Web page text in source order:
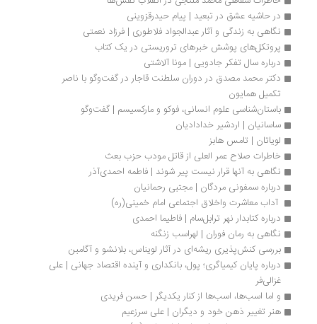
در حاشیه عشق در تبعید | پیام حیدرقزوینی
نگاهی به زندگی و آثار عبدالجواد فلاطوری | فرزاد نعمتی
پروتکل‌های پوشش خبرهای تروریستی در یک کتاب
درباره سال تفکر جادویی | مونا آلاشتی
تکمیل همایون
باستان‌شناسی علوم انسانی، فوکو و مارکسیسم | گفت‌وگو
ساسانیان | اردشیر خدادادیان
لویاتان | تامس هابز
خاطرات صلاح عمر العلی از قاتل مودب حزب بعث
نگاهی به آنها قرار نیست پیر شوند | فاطمه احمدی‌آذر
درباره سمفونی مردگان | مجتبی رحمانیان
آداب معاشرت واخلاق اجتماعی امام خمینی(ره)
درباره کتابدار نهر ترابل‌سام | فاطیما احمدی
نگاهی به رمان فوران | لهراسب‌ زنگنه
بررسی کنش‌پذیری ریشه‌ای در آثار لویناس، بلانشو و آگامبن
درباره پایان کیمیاگری؛ پول، بانکداری و آینده اقتصاد جهانی | علی
و اما اسب‌ها، اسب‌ها از کنار یکدیگر | حسن فریدی
هنر تغییر ذهن خود و دیگران | علی سرزعیم